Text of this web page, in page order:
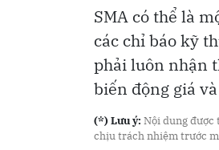
SMA có thể là
các chỉ báo kỹ
phải luôn nhận
biến động giá
(*) Lưu ý: Nội dung được
chịu trách nhiệm trước